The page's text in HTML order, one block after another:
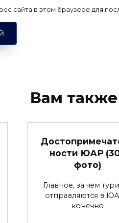
сайта в этом браузере для
Вам
ности ЮАР
фото)
Главное, за чем
отправляются в
конечно